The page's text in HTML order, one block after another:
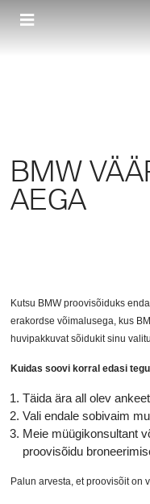
BMW
AEGA
Kutsu BMW proovisõiduks
erakordse võimalusega, kus
huvipakkuvat sõidukit sinu
Kuidas soovi korral edasi
Täida ära all olev ankeet
Vali endale sobivaim
Meie müügikonsultant
proovisõidu
Palun arvesta, et proovisõit on